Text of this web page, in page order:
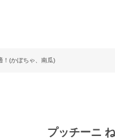
！(かぼちゃ、南瓜)
プッチーニ